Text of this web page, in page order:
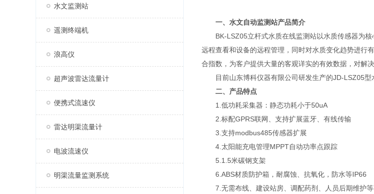
水文监测站
遥测终端机
浪高仪
超声波雷达流量计
便携式流速仪
雷达明渠流量计
电波流速仪
明渠流量监测系统
一、水文自动监测站产品简介
BK-LSZ05立杆式水质在线监测站以水质传感器为核
远程查看和设备的远程管理，同时对水质变化趋势进行
合指数，为客户提供大量的客观详实的有效数据，对解
目前山东博科仪器有限公司研发生产的JD-LSZ05型
二、产品特点
1.低功耗采集器：静态功耗小于50uA
2.标配GPRS联网、支持扩展蓝牙、有线传输
3.支持modbus485传感器扩展
4.太阳能充电管理MPPT自动功率点跟踪
5.1.5米碳钢支架
6.ABS材质防护箱，耐腐蚀、抗氧化，防水等IP66
7.无需布线、建设站房、调配药剂、人员后期维护等